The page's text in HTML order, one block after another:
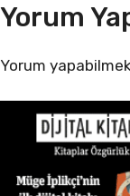
Yorum
Yorum